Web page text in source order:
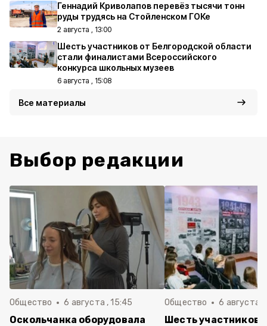
Геннадий Криволапов перевёз тысячи тонн
руды трудясь на Стойленском ГОКе
2 августа , 13:00
Шесть участников от Белгородской области
стали финалистами Всероссийского
конкурса школьных музеев
6 августа , 15:08
Все материалы
Выбор редакции
Общество 6 августа , 15:45
Оскольчанка оборудовала
Общество 6 августа ,
Шесть участников